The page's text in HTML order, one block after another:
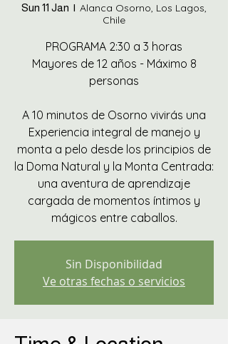
Sun 11 Jan
  |
Alanca Osorno, Los Lagos,
Chile
PROGRAMA 2:30 a 3 horas
Mayores de 12 años - Máximo 8
personas
A 10 minutos de Osorno vivirás una
Experiencia integral de manejo y
monta a pelo desde los principios de
la Doma Natural y la Monta Centrada:
una aventura de aprendizaje
cargada de momentos íntimos y
mágicos entre caballos.
Sin Disponibilidad
Ve otras fechas o servicios